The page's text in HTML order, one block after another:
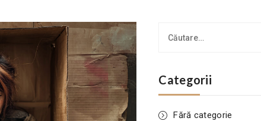
Categorii
Fără categorie